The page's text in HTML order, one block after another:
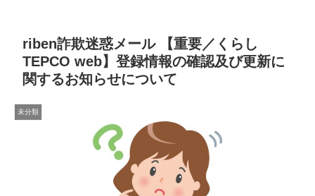
riben詐欺迷惑メール 【重要／くらし
TEPCO web】登録情報の確認及び更新に
関するお知らせについて
未分類